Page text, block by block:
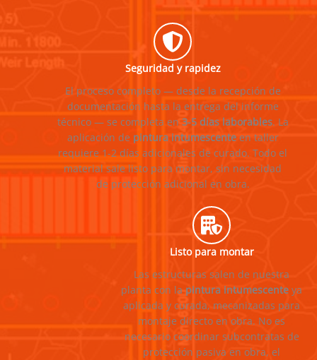
Seguridad y rapidez
El proceso completo — desde la recepción de
documentación hasta la entrega del informe
técnico — se completa en 3-5 días laborables. La
aplicación de pintura intumescenteen taller
requiere 1-2 días adicionales de curado. Todo el
material sale listo para montar, sin necesidad
de protección adicional en obra.
Listo para montar
Las estructuras salen de nuestra
planta con la pintura intumescente ya
aplicada y curada, mecanizadas para
montaje directo en obra. No es
necesario coordinar subcontratas de
protección pasiva en obra, el